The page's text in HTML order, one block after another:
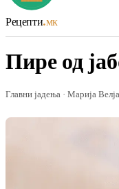
Рецепти.мк
Пире од
Главни јадења · Марија